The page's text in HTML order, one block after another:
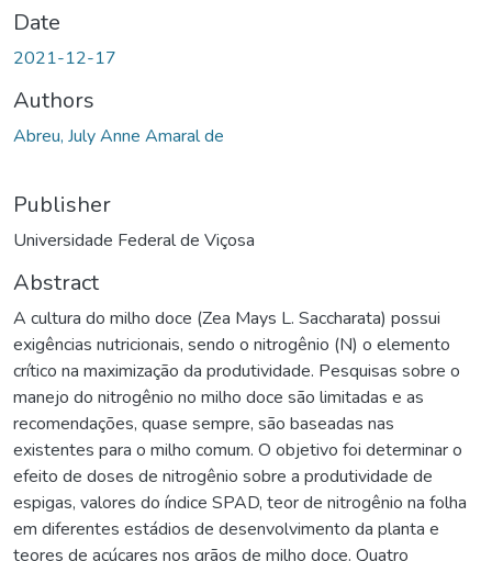
Date
2021-12-17
Authors
Abreu, July Anne Amaral de
Publisher
Universidade Federal de Viçosa
Abstract
A cultura do milho doce (Zea Mays L. Saccharata) possui
exigências nutricionais, sendo o nitrogênio (N) o elemento
crítico na maximização da produtividade. Pesquisas sobre o
manejo do nitrogênio no milho doce são limitadas e as
recomendações, quase sempre, são baseadas nas
existentes para o milho comum. O objetivo foi determinar o
efeito de doses de nitrogênio sobre a produtividade de
espigas, valores do índice SPAD, teor de nitrogênio na folha
em diferentes estádios de desenvolvimento da planta e
teores de açúcares nos grãos de milho doce. Quatro